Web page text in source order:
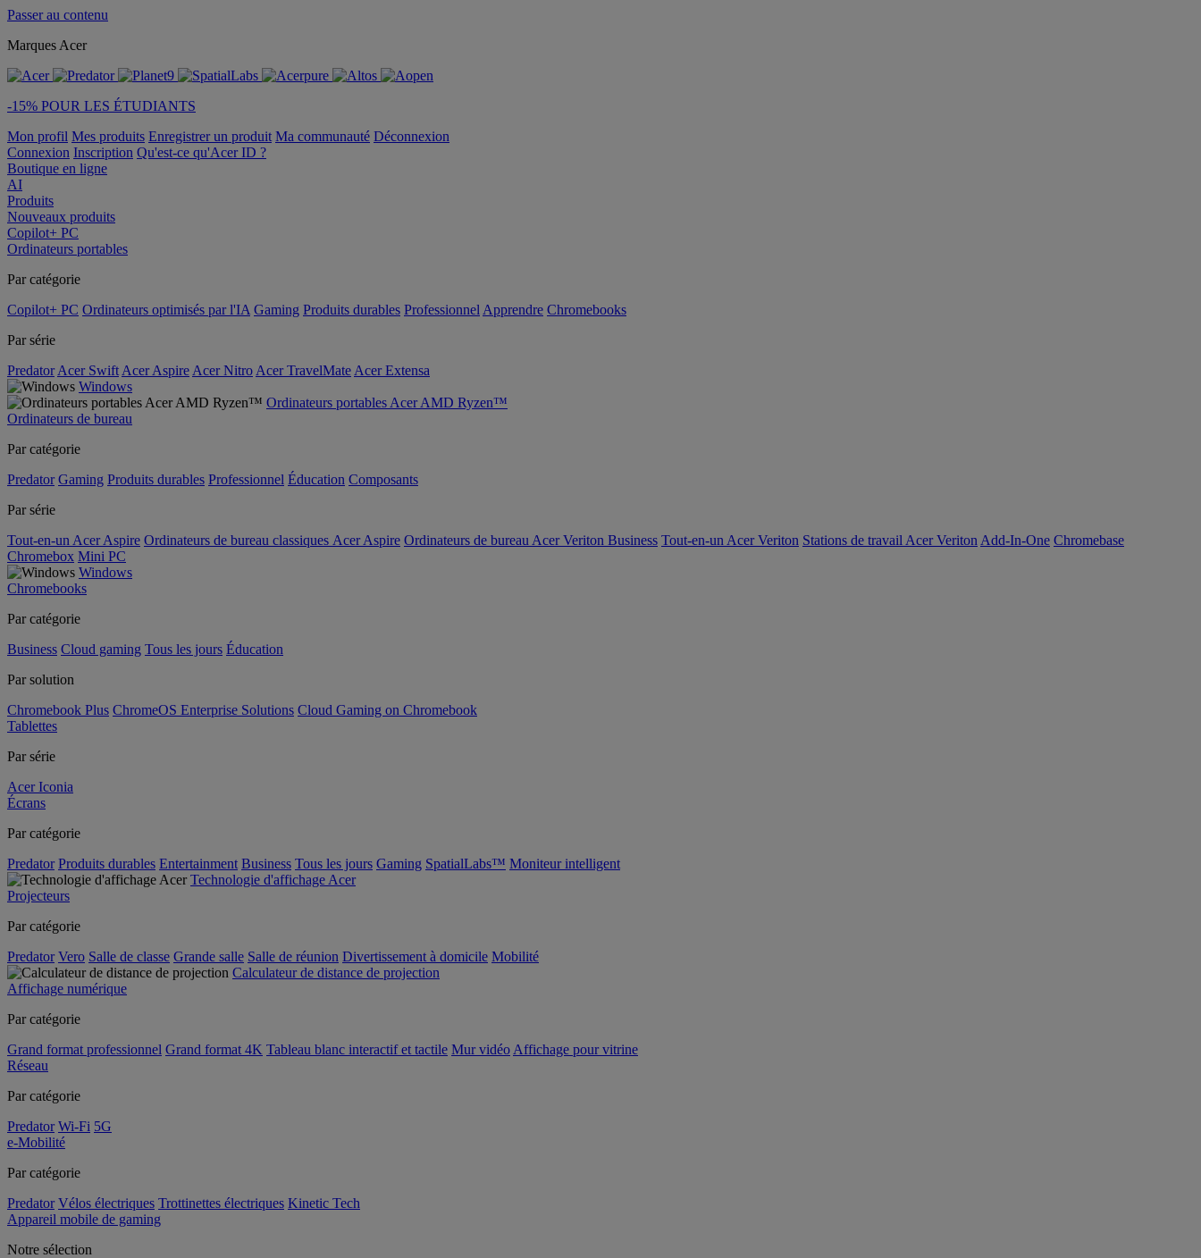
Passer au contenu
Marques Acer
-15% POUR LES ÉTUDIANTS
Mon profil Mes produits Enregistrer un produit Ma communauté Déconnexion
Connexion Inscription Qu'est-ce qu'Acer ID ?
Boutique en ligne
AI
Produits
Nouveaux produits
Copilot+ PC
Ordinateurs portables
Par catégorie
Copilot+ PC Ordinateurs optimisés par l'IA Gaming Produits durables Professionnel Apprendre Chromebooks
Par série
Predator Acer Swift Acer Aspire Acer Nitro Acer TravelMate Acer Extensa
Windows
Ordinateurs portables Acer AMD Ryzen™
Ordinateurs de bureau
Par catégorie
Predator Gaming Produits durables Professionnel Éducation Composants
Par série
Tout-en-un Acer Aspire Ordinateurs de bureau classiques Acer Aspire Ordinateurs de bureau Acer Veriton Business Tout-en-un Acer Veriton Stations de travail Acer Veriton Add-In-One Chromebase
Chromebox Mini PC
Windows
Chromebooks
Par catégorie
Business Cloud gaming Tous les jours Éducation
Par solution
Chromebook Plus ChromeOS Enterprise Solutions Cloud Gaming on Chromebook
Tablettes
Par série
Acer Iconia
Écrans
Par catégorie
Predator Produits durables Entertainment Business Tous les jours Gaming SpatialLabs™ Moniteur intelligent
Technologie d'affichage Acer
Projecteurs
Par catégorie
Predator Vero Salle de classe Grande salle Salle de réunion Divertissement à domicile Mobilité
Calculateur de distance de projection
Affichage numérique
Par catégorie
Grand format professionnel Grand format 4K Tableau blanc interactif et tactile Mur vidéo Affichage pour vitrine
Réseau
Par catégorie
Predator Wi-Fi 5G
e-Mobilité
Par catégorie
Predator Vélos électriques Trottinettes électriques Kinetic Tech
Appareil mobile de gaming
Notre sélection